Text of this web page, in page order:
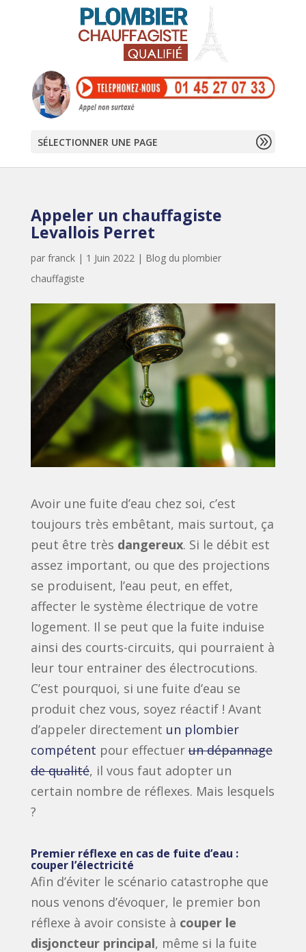
SÉLECTIONNER UNE PAGE
Appeler un chauffagiste
Levallois Perret
par franck| 1 Juin 2022| Blog du plombier
chauffagiste
Avoir une fuite d’eau chez soi, c’est
toujours très embêtant, mais surtout, ça
peut être très dangereux. Si le débit est
assez important, ou que des projections
se produisent, l’eau peut, en effet,
affecter le système électrique de votre
logement. Il se peut que la fuite induise
ainsi des courts-circuits, qui pourraient à
leur tour entrainer des électrocutions.
C’est pourquoi, si une fuite d’eau se
produit chez vous, soyez réactif ! Avant
d’appeler directement un plombier
compétent pour effectuerun dépannage
de qualité, il vous faut adopter un
certain nombre de réflexes. Mais lesquels
?
Premier réflexe en cas de fuite d’eau :
couper l’électricité
Afin d’éviter le scénario catastrophe que
nous venons d’évoquer, le premier bon
réflexe à avoir consiste à couper le
disjoncteur principal, même si la fuite